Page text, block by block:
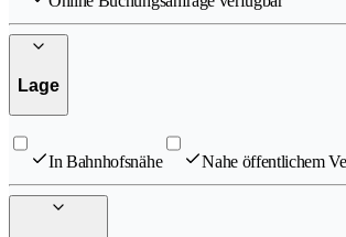
Lage
In Bahnhofsnähe Nahe öffentlichem